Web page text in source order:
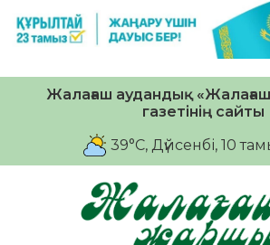
Жалағаш аудандық
газетінің сайты
39°C, Дүйсенбі, 10